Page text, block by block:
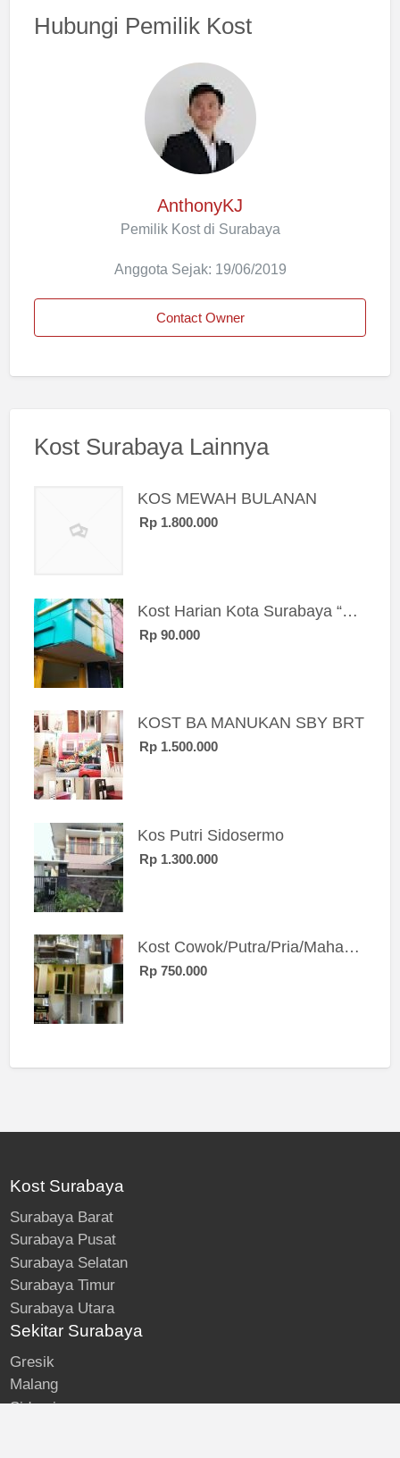
Hubungi Pemilik Kost
AnthonyKJ
Pemilik Kost di Surabaya
Anggota Sejak: 19/06/2019
Contact Owner
Kost Surabaya Lainnya
KOS MEWAH BULANAN
Rp 1.800.000
Kost Harian Kota Surabaya “Sierra Kost”
Rp 90.000
KOST BA MANUKAN SBY BRT
Rp 1.500.000
Kos Putri Sidosermo
Rp 1.300.000
Kost Cowok/Putra/Pria/Mahasiswa/Karyawan SIngle eksklusif bangunan baru
Rp 750.000
Kost Surabaya
Surabaya Barat
Surabaya Pusat
Surabaya Selatan
Surabaya Timur
Surabaya Utara
Sekitar Surabaya
Gresik
Malang
Sidoarjo